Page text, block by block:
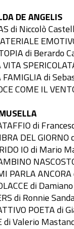
DE ANGELIS
di Niccolò
di Berardo
FAMIGLIA di
COME IL
di
DEL
IO di Mario
PARLA
di
di Ronnie
POETA di
di Valerio